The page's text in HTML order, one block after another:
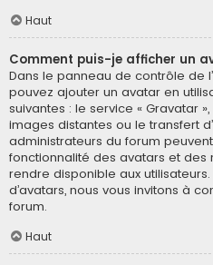
Haut
Comment puis-je afficher un
Dans le panneau de contrôle de
pouvez ajouter un avatar en
suivantes : le service « Gravatar
images distantes ou le transfert
administrateurs du forum
fonctionnalité des avatars et des
rendre disponible aux
d’avatars, nous vous invitons à
forum.
Haut